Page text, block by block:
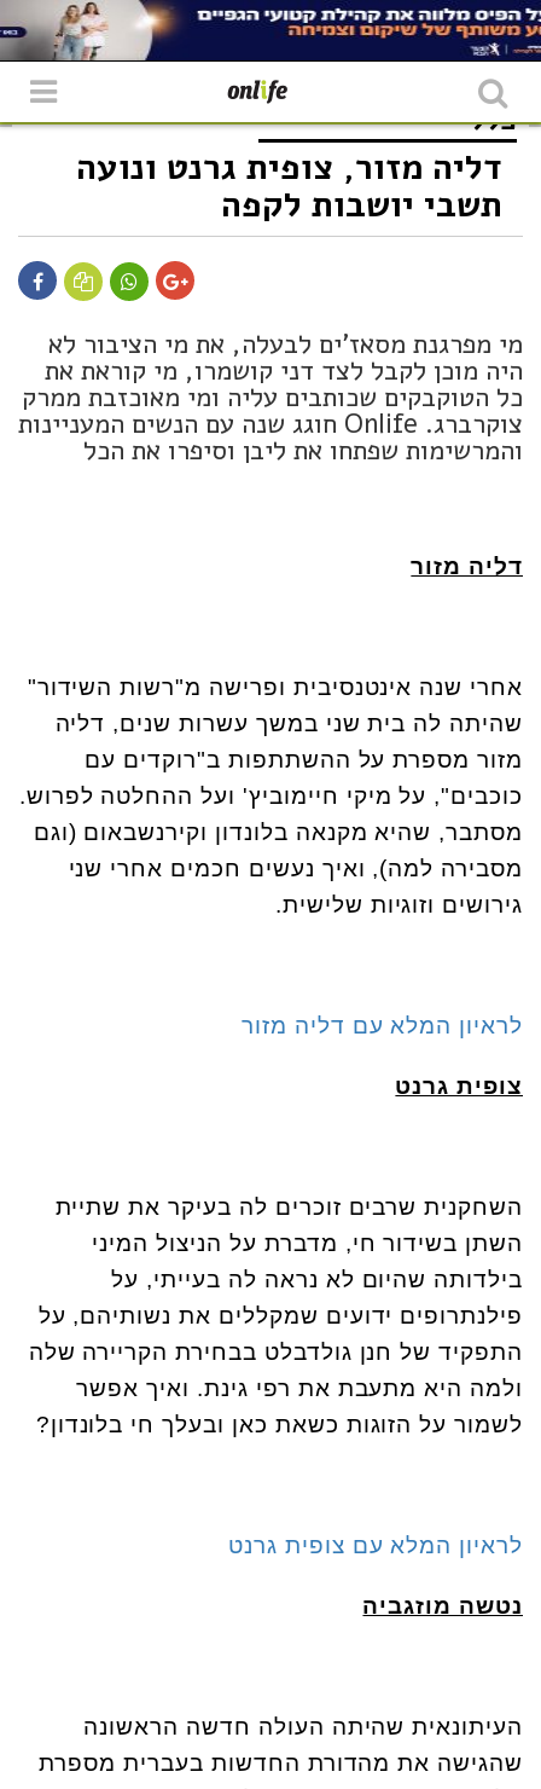
כללי
דליה מזור, צופית גרנט ונועה
תשבי יושבות לקפה
מי מפרגנת מסאז'ים לבעלה, את מי הציבור לא
היה מוכן לקבל לצד דני קושמרו, מי קוראת את
כל הטוקבקים שכותבים עליה ומי מאוכזבת ממרק
צוקרברג. Onlife חוגג שנה עם הנשים המעניינות
והמרשימות שפתחו את ליבן וסיפרו את הכל
דליה מזור
אחרי שנה אינטנסיבית ופרישה מ"רשות השידור"
שהיתה לה בית שני במשך עשרות שנים, דליה
מזור מספרת על ההשתתפות ב"רוקדים עם
כוכבים", על מיקי חיימוביץ' ועל ההחלטה לפרוש.
מסתבר, שהיא מקנאה בלונדון וקירנשבאום (וגם
מסבירה למה), ואיך נעשים חכמים אחרי שני
גירושים וזוגיות שלישית.
לראיון המלא עם דליה מזור
צופית גרנט
השחקנית שרבים זוכרים לה בעיקר את שתיית
השתן בשידור חי, מדברת על הניצול המיני
בילדותה שהיום לא נראה לה בעייתי, על
פילנתרופים ידועים שמקללים את נשותיהם, על
התפקיד של חנן גולדבלט בבחירת הקריירה שלה
ולמה היא מתעבת את רפי גינת. ואיך אפשר
לשמור על הזוגות כשאת כאן ובעלך חי בלונדון?
לראיון המלא עם צופית גרנט
נטשה מוזגביה
העיתונאית שהיתה העולה חדשה הראשונה
שהגישה את מהדורת החדשות בעברית מספרת